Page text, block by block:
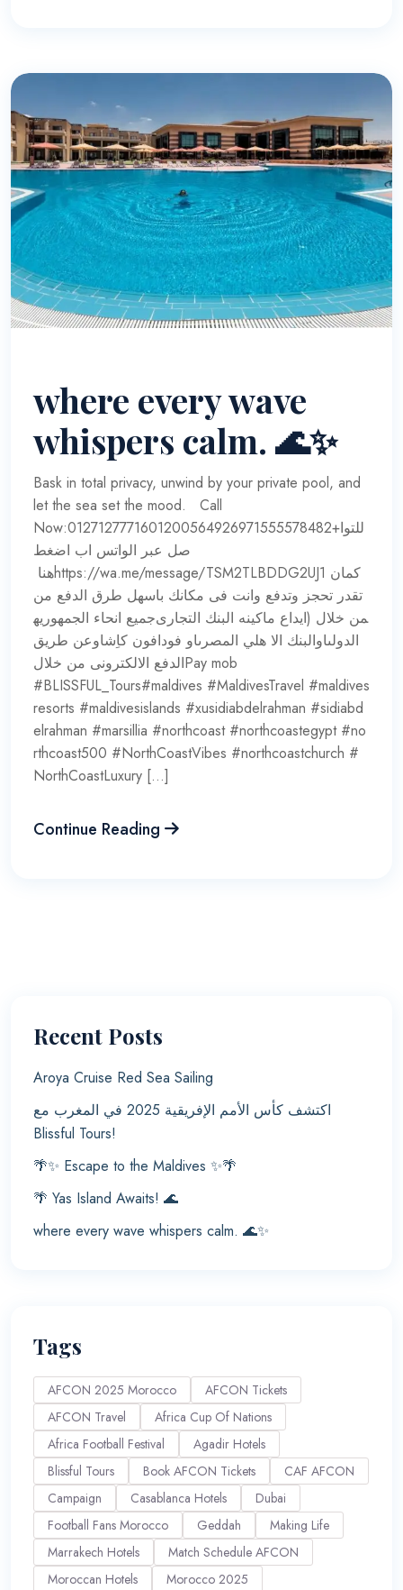
where every wave
whispers calm. 🌊✨
Bask in total privacy, unwind by your private pool, and
let the sea set the mood. Call
Now:0127127771601200564926971555578482+للتوا
صل عبر الواتس اب اضغط
هنا ‏https://wa.me/message/TSM2TLBDDG2UJ1 كمان
تقدر تحجز وتدفع وانت فى مكانك باسهل طرق الدفع من
جميع انحاء الجمهوريه‏‎من خلال (ايداع ماكينه البنك التجارى
الدولىاوالبنك الا هلي المصرىاو فودافون كاِشاوعن طريق
الدفع الالكترونى من خلالPay mob
resorts #maldivesislands #xusidiabdelrahman #sidiabd
elrahman #marsillia #northcoast #northcoastegypt #no
rthcoast500 #NorthCoastVibes #northcoastchurch #
NorthCoastLuxury […]
Continue Reading
Recent Posts
Aroya Cruise Red Sea Sailing
اكتشف كأس الأمم الإفريقية 2025 في المغرب مع
Blissful Tours!
🌴✨ Escape to the Maldives ✨🌴
🌴 Yas Island Awaits! 🌊
where every wave whispers calm. 🌊✨
Tags
AFCON 2025 Morocco
AFCON Tickets
AFCON Travel
Africa Cup Of Nations
Africa Football Festival
Agadir Hotels
Blissful Tours
Book AFCON Tickets
CAF AFCON
Campaign
Casablanca Hotels
Dubai
Football Fans Morocco
Geddah
Making Life
Marrakech Hotels
Match Schedule AFCON
Moroccan Hotels
Morocco 2025